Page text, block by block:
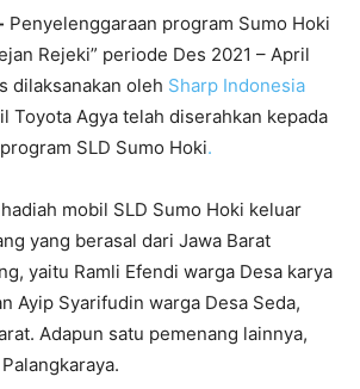
Penyelenggaraan program Sumo Hoki
Rejeki” periode Des 2021 – April
dilaksanakan oleh Sharp Indonesia
Toyota Agya telah diserahkan kepada
SLD Sumo Hoki.
mobil SLD Sumo Hoki keluar
yang berasal dari Jawa Barat
yaitu Ramli Efendi warga Desa karya
Ayip Syarifudin warga Desa Seda,
Adapun satu pemenang lainnya,